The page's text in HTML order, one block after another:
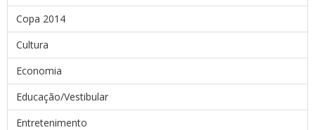
Copa 2014
Cultura
Economia
Educação/Vestibular
Entretenimento